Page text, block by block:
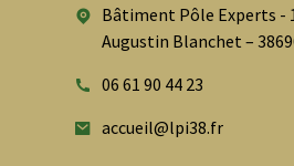
Bâtiment Pôle Experts -
Augustin Blanchet –
06 61 90 44 23
accueil@lpi38.fr